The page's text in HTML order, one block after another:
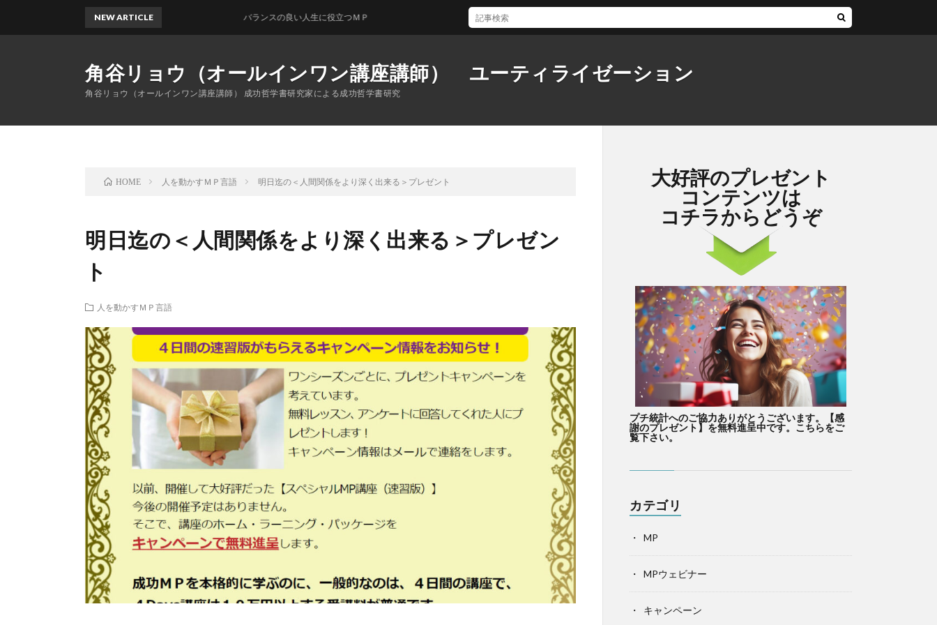
角谷リョウ（オールインワン講座講師） ユーティライゼーション
角谷リョウ（オールインワン講座講師） 成功哲学書研究家による成功哲学書研究
NEW ARTICLE バランスの良い人生に役立つＭＰ
HOME 人を動かすＭＰ言語 明日迄の＜人間関係をより深く出来る＞プレゼント
明日迄の＜人間関係をより深く出来る＞プレゼン
ト
人を動かすＭＰ言語
大好評のプレゼント
コンテンツは
コチラからどうぞ
プチ統計へのご協力ありがとうございます。【感
謝のプレゼント】を無料進呈中です。こちらをご
覧下さい。
カテゴリ
MP
MPウェビナー
キャンペーン